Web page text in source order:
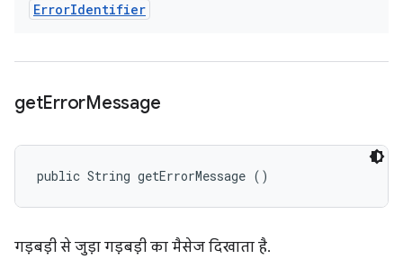
ErrorIdentifier
getErrorMessage
public String getErrorMessage ()
गड़बड़ी से जुड़ा गड़बड़ी का मैसेज दिखाता है.